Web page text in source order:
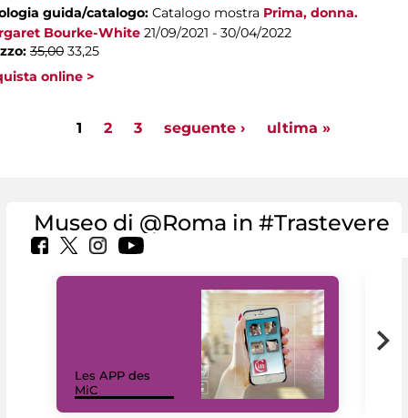
guida/catalogo: Catalogo mostra Prima, donna.
Bourke-White 21/09/2021 - 30/04/2022
35,00 33,25
online >
1 2 3 seguente › ultima »
Museo di @Roma in #Trastevere
Les APP des
MiC